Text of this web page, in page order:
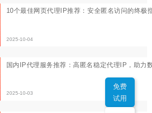
免费代理IP网址大全：2025最新高匿代理IP资源推荐
2025-10-01
免费
试用